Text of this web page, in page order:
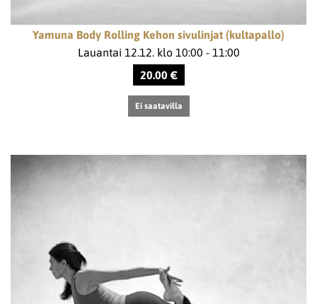
Yamuna Body Rolling Kehon sivulinjat (kultapallo)
Lauantai 12.12. klo 10:00 - 11:00
20.00 €
Ei saatavilla